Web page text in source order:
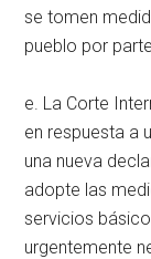
se tomen
pueblo por
e. La Corte
en respuesta a
una nueva
adopte las
servicios
urgentemente